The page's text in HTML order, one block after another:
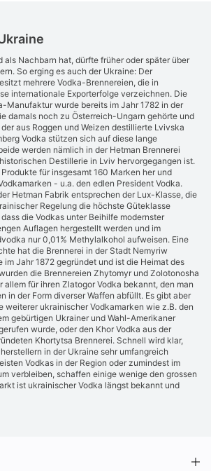
als Nachbarn hat, dürfte früher oder später über
So erging es auch der Ukraine: Der
mehrere Vodka-Brennereien, die in
internationale Exporterfolge verzeichnen. Die
Manufaktur wurde bereits im Jahr 1782 in der
damals noch zu Österreich-Ungarn gehörte und
aus Roggen und Weizen destillierte Lvivska
Vodka stützen sich auf diese lange
werden nämlich in der Hetman Brennerei
Destillerie in Lviv hervorgegangen ist.
für insgesamt 160 Marken her und
- u.a. den edlen President Vodka.
Hetman Fabrik entsprechen der Lux-Klasse, die
Regelung die höchste Güteklasse
die Vodkas unter Beihilfe modernster
Auflagen hergestellt werden und im
nur 0,01% Methylalkohol aufweisen. Eine
hat die Brennerei in der Stadt Nemyriw
Jahr 1872 gegründet und ist die Heimat des
die Brennereien Zhytomyr und Zolotonosha
für ihren Zlatogor Vodka bekannt, den man
in der Form diverser Waffen abfüllt. Es gibt aber
weiterer ukrainischer Vodkamarken wie z.B. den
gebürtigen Ukrainer und Wahl-Amerikaner
wurde, oder den Khor Vodka aus der
Khortytsa Brennerei. Schnell wird klar,
in der Ukraine sehr umfangreich
Vodkas in der Region oder zumindest im
verbleiben, schaffen einige wenige den grossen
ist ukrainischer Vodka längst bekannt und